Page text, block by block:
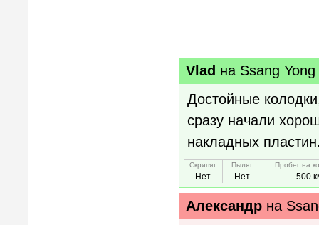
Vlad на Ssang
Достойные
сразу начали
накладных
Скрипят
Нет
Пылят
Нет
Пробег на
500
Александр на